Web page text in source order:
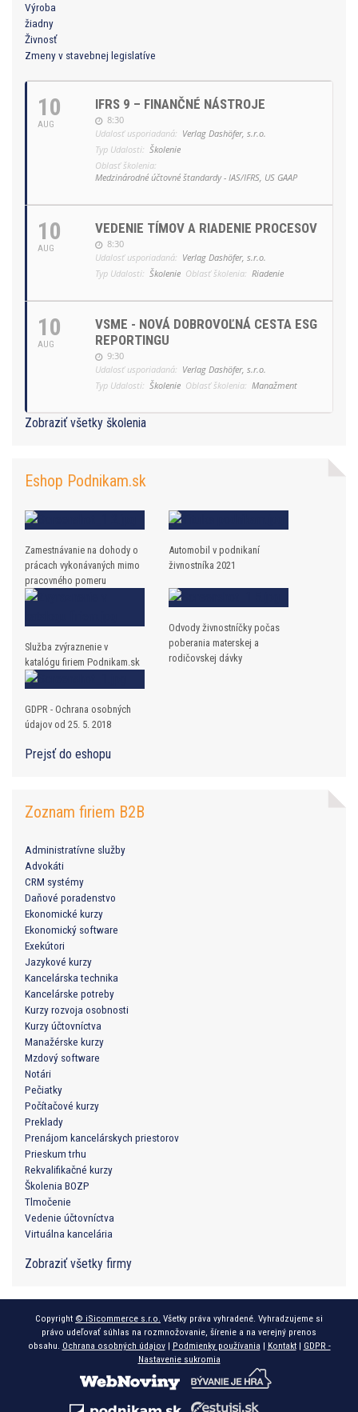
Výroba
žiadny
Živnosť
Zmeny v stavebnej legislatíve
10
AUG
IFRS 9 – FINANČNÉ NÁSTROJE
8:30
Udalosť usporiadaná: Verlag Dashöfer, s.r.o.
Typ Udalosti: Školenie
Oblasť školenia:
Medzinárodné účtovné štandardy - IAS/IFRS, US GAAP
10
AUG
VEDENIE TÍMOV A RIADENIE PROCESOV
8:30
Udalosť usporiadaná: Verlag Dashöfer, s.r.o.
Typ Udalosti: Školenie Oblasť školenia: Riadenie
10
AUG
VSME - NOVÁ DOBROVOĽNÁ CESTA ESG
REPORTINGU
9:30
Udalosť usporiadaná: Verlag Dashöfer, s.r.o.
Typ Udalosti: Školenie Oblasť školenia: Manažment
Zobraziť všetky školenia
Eshop Podnikam.sk
Zamestnávanie na dohody o
prácach vykonávaných mimo
pracovného pomeru
Automobil v podnikaní
živnostníka 2021
Služba zvýraznenie v
katalógu firiem Podnikam.sk
Odvody živnostníčky počas
poberania materskej a
rodičovskej dávky
GDPR - Ochrana osobných
údajov od 25. 5. 2018
Prejsť do eshopu
Zoznam firiem B2B
Administratívne služby
Advokáti
CRM systémy
Daňové poradenstvo
Ekonomické kurzy
Ekonomický software
Exekútori
Jazykové kurzy
Kancelárska technika
Kancelárske potreby
Kurzy rozvoja osobnosti
Kurzy účtovníctva
Manažérske kurzy
Mzdový software
Notári
Pečiatky
Počítačové kurzy
Preklady
Prenájom kancelárskych priestorov
Prieskum trhu
Rekvalifikačné kurzy
Školenia BOZP
Tlmočenie
Vedenie účtovníctva
Virtuálna kancelária
Zobraziť všetky firmy
Copyright © iSicommerce s.r.o. Všetky práva vyhradené. Vyhradzujeme si
právo udeľovať súhlas na rozmnožovanie, šírenie a na verejný prenos
obsahu. Ochrana osobných údajov| Podmienky používania | Kontakt| GDPR -
Nastavenie sukromia